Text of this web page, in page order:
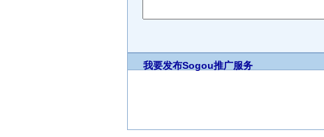
我要发布Sogou推广服务